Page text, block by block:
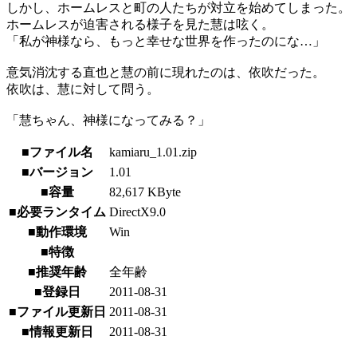
しかし、ホームレスと町の人たちが対立を始めてしまった。
ホームレスが迫害される様子を見た慧は呟く。
「私が神様なら、もっと幸せな世界を作ったのにな…」
意気消沈する直也と慧の前に現れたのは、依吹だった。
依吹は、慧に対して問う。
「慧ちゃん、神様になってみる？」
■ファイル名
kamiaru_1.01.zip
■バージョン
1.01
■容量
82,617 KByte
■必要ランタイム DirectX9.0
■動作環境
Win
■特徴
■推奨年齢
全年齢
■登録日
2011-08-31
■ファイル更新日 2011-08-31
■情報更新日
2011-08-31